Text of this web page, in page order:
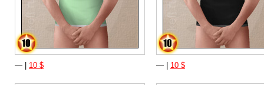
— | 10 $ — | 10 $